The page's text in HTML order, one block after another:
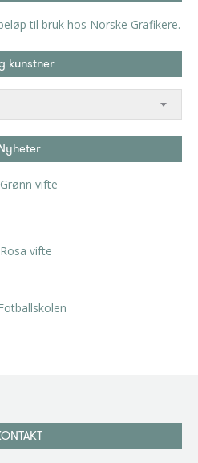
til bruk hos Norske Grafikere.
kunstner
vifte
vifte